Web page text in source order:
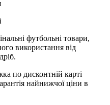
футбольні товари,
використання від
по дисконтній карті
найнижчої ціни в